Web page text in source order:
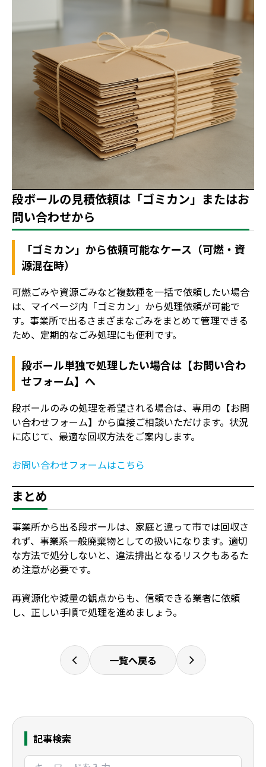
段ボールの見積依頼は「ゴミカン」またはお
問い合わせから
「ゴミカン」から依頼可能なケース（可燃・資
源混在時）
可燃ごみや資源ごみなど複数種を一括で依頼したい場合
は、マイページ内「ゴミカン」から処理依頼が可能で
す。事業所で出るさまざまなごみをまとめて管理できる
ため、定期的なごみ処理にも便利です。
段ボール単独で処理したい場合は【お問い合わ
せフォーム】へ
段ボールのみの処理を希望される場合は、専用の【お問
い合わせフォーム】から直接ご相談いただけます。状況
に応じて、最適な回収方法をご案内します。
お問い合わせフォームはこちら
まとめ
事業所から出る段ボールは、家庭と違って市では回収さ
れず、事業系一般廃棄物としての扱いになります。適切
な方法で処分しないと、違法排出となるリスクもあるた
め注意が必要です。
再資源化や減量の観点からも、信頼できる業者に依頼
し、正しい手順で処理を進めましょう。
一覧へ戻る
記事検索